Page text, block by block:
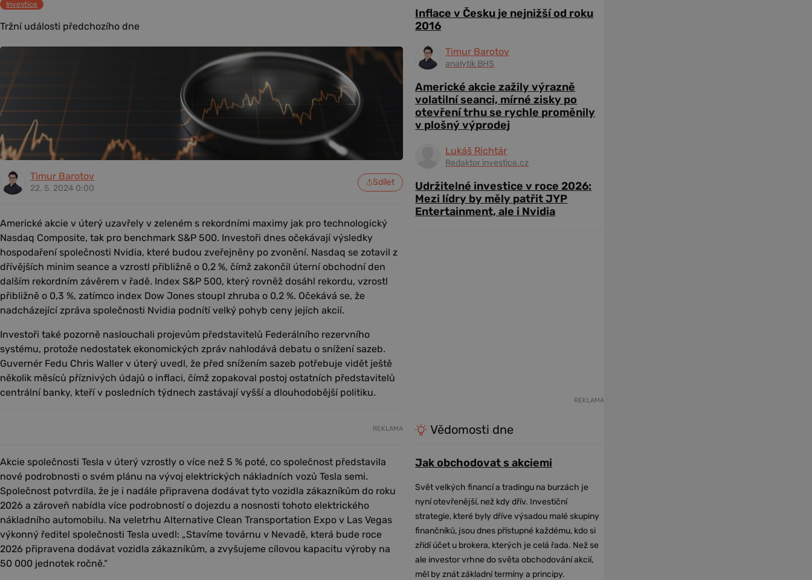
Investice
Tržní události předchozího dne
Timur Barotov
22. 5. 2024 0:00
Sdílet
Americké akcie v úterý uzavřely v zeleném s rekordními maximy jak pro technologický
Nasdaq Composite, tak pro benchmark S&P 500. Investoři dnes očekávají výsledky
hospodaření společnosti Nvidia, které budou zveřejněny po zvonění. Nasdaq se zotavil z
dřívějších minim seance a vzrostl přibližně o 0,2 %, čímž zakončil úterní obchodní den
dalším rekordním závěrem v řadě. Index S&P 500, který rovněž dosáhl rekordu, vzrostl
přibližně o 0,3 %, zatímco index Dow Jones stoupl zhruba o 0,2 %. Očekává se, že
nadcházející zpráva společnosti Nvidia podnítí velký pohyb ceny jejích akcií.
Investoři také pozorně naslouchali projevům představitelů Federálního rezervního
systému, protože nedostatek ekonomických zpráv nahlodává debatu o snížení sazeb.
Guvernér Fedu Chris Waller v úterý uvedl, že před snížením sazeb potřebuje vidět ještě
několik měsíců příznivých údajů o inflaci, čímž zopakoval postoj ostatních představitelů
centrální banky, kteří v posledních týdnech zastávají vyšší a dlouhodobější politiku.
REKLAMA
Akcie společnosti Tesla v úterý vzrostly o více než 5 % poté, co společnost představila
nové podrobnosti o svém plánu na vývoj elektrických nákladních vozů Tesla semi.
Společnost potvrdila, že je i nadále připravena dodávat tyto vozidla zákazníkům do roku
2026 a zároveň nabídla více podrobností o dojezdu a nosnosti tohoto elektrického
nákladního automobilu. Na veletrhu Alternative Clean Transportation Expo v Las Vegas
výkonný ředitel společnosti Tesla uvedl: „Stavíme továrnu v Nevadě, která bude roce
2026 připravena dodávat vozidla zákazníkům, a zvyšujeme cílovou kapacitu výroby na
50 000 jednotek ročně.“
Inflace v Česku je nejnižší od roku
2016
Timur Barotov
analytik BHS
Americké akcie zažily výrazně
volatilní seanci, mírné zisky po
otevření trhu se rychle proměnily
v plošný výprodej
Lukáš Richtár
Redaktor investice.cz
Udržitelné investice v roce 2026:
Mezi lídry by měly patřit JYP
Entertainment, ale i Nvidia
REKLAMA
Vědomosti dne
Jak obchodovat s akciemi
Svět velkých financí a tradingu na burzách je
nyní otevřenější, než kdy dřív. Investiční
strategie, které byly dříve výsadou malé skupiny
finančníků, jsou dnes přístupné každému, kdo si
zřídí účet u brokera, kterých je celá řada. Než se
ale investor vrhne do světa obchodování akcií,
měl by znát základní termíny a principy.